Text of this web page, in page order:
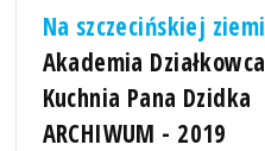
Na szczecińskiej ziemi
Akademia Działkowca
Kuchnia Pana Dzidka
ARCHIWUM - 2019